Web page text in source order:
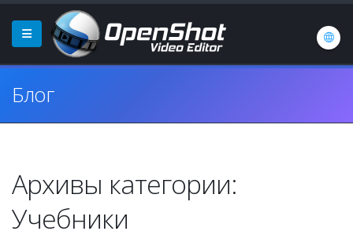
Блог
Архивы категории:
Учебники